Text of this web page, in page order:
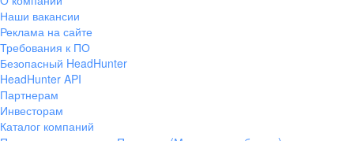
+7 343 226-79-99
pr@ural.hh.ru
ул. Янковского, д. 169, 7 этаж,
706 каб.
Наши вакансии
Реклама на сайте
Требования к ПО
Безопасный HeadHunter
HeadHunter API
Партнерам
Инвесторам
Каталог компаний